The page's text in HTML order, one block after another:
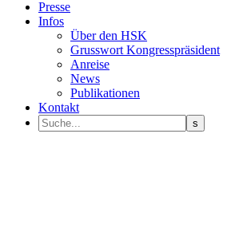
Presse
Infos
Über den HSK
Grusswort Kongresspräsident
Anreise
News
Publikationen
Kontakt